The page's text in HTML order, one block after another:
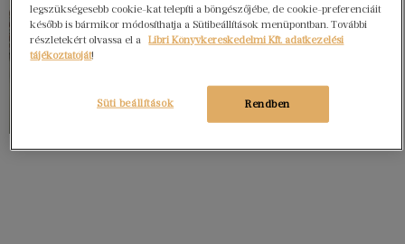
legszükségesebb cookie-kat telepíti a böngészőjébe, de cookie-preferenciáit
később is bármikor módosíthatja a Sütibeállítások menüpontban. További
részletekért olvassa el a
Libri Könyvkereskedelmi Kft. adatkezelési
tájékoztatóját!
Rendben
Süti beállítások